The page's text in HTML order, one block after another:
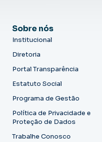
Sobre nós
Institucional
Diretoria
Portal Transparência
Estatuto Social
Programa de Gestão
Política de Privacidade e
Proteção de Dados
Trabalhe Conosco